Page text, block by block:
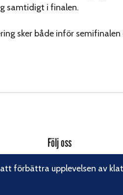
samtidigt i finalen.
sker både inför
över
Följ oss
Facebook
förbättra upplevelsen av